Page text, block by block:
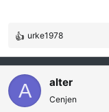
R
e
a
g
v
urke1978
A alter
Cenjen